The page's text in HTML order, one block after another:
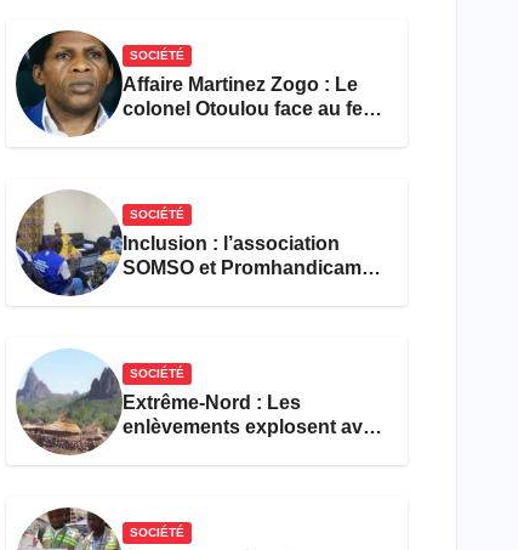
SOCIÉTÉ
Affaire Martinez Zogo : Le
colonel Otoulou face au feu
SOCIÉTÉ
Inclusion : l’association
SOMSO et Promhandicam
SOCIÉTÉ
Extrême-Nord : Les
enlèvements explosent avec
SOCIÉTÉ